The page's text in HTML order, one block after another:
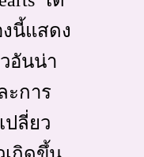
นี้แสดง
อันน่า
ะการ
ลี่ยว